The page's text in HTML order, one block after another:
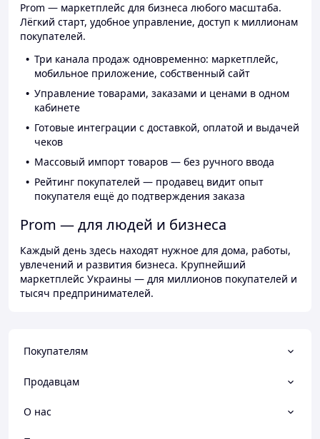
Prom — маркетплейс для бизнеса любого масштаба.
Лёгкий старт, удобное управление, доступ к миллионам
покупателей.
Три канала продаж одновременно: маркетплейс,
мобильное приложение, собственный сайт
Управление товарами, заказами и ценами в одном
кабинете
Готовые интеграции с доставкой, оплатой и выдачей
чеков
Массовый импорт товаров — без ручного ввода
Рейтинг покупателей — продавец видит опыт
покупателя ещё до подтверждения заказа
Prom — для людей и бизнеса
Каждый день здесь находят нужное для дома, работы,
увлечений и развития бизнеса. Крупнейший
маркетплейс Украины — для миллионов покупателей и
тысяч предпринимателей.
Покупателям
Продавцам
О нас